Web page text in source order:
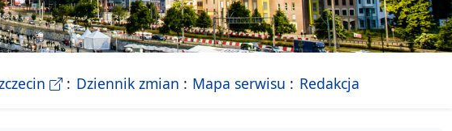
Szczecin
Miasta Szczecin
- Oficjalna strona Miasta Szczecin
Dziennik zmian Mapa serwisu - drzewko rozdziałów
Redakcja